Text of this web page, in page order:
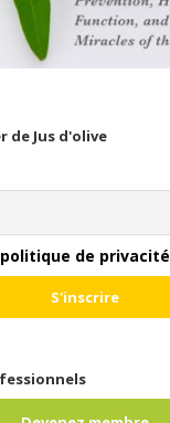
de Jus d'olive
de privacité